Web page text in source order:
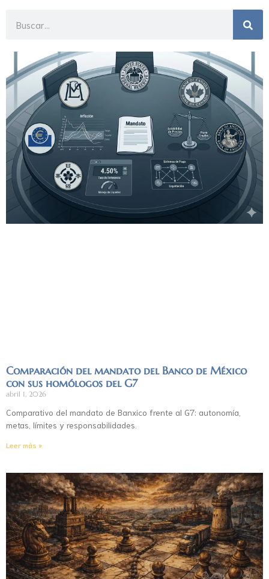
Comparación del mandato del Banco de México
con sus homólogos del G7
abril 1, 2026
Comparativo del mandato de Banxico frente al G7: autonomía,
metas, límites y responsabilidades.
Leer más »